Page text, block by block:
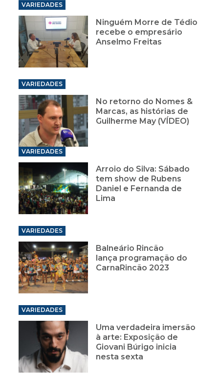
VARIEDADES
Ninguém Morre de Tédio
recebe o empresário
Anselmo Freitas
VARIEDADES
No retorno do Nomes &
Marcas, as histórias de
Guilherme May (VÍDEO)
VARIEDADES
Arroio do Silva: Sábado
tem show de Rubens
Daniel e Fernanda de
Lima
VARIEDADES
Balneário Rincão
lança programação do
CarnaRincão 2023
VARIEDADES
Uma verdadeira imersão
à arte: Exposição de
Giovani Búrigo inicia
nesta sexta